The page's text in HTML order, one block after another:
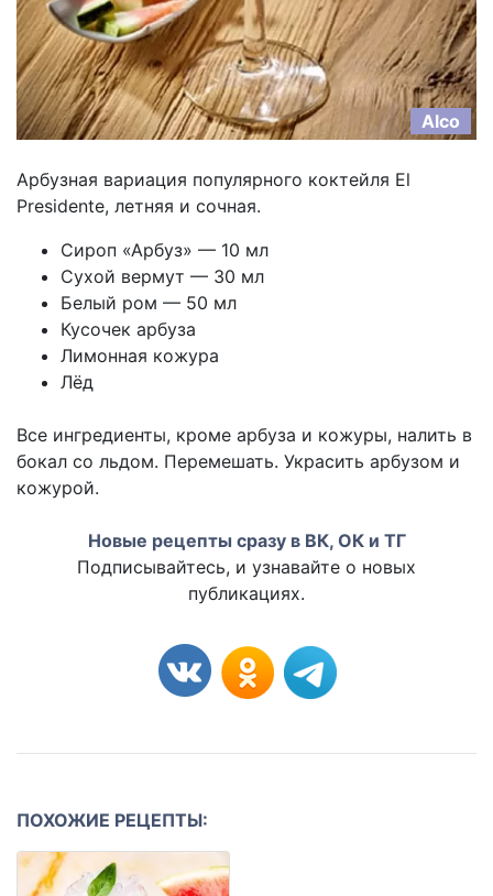
Alco
Арбузная вариация популярного коктейля El
Presidente, летняя и сочная.
Сироп «Арбуз» — 10 мл
Сухой вермут — 30 мл
Белый ром — 50 мл
Кусочек арбуза
Лимонная кожура
Лёд
Все ингредиенты, кроме арбуза и кожуры, налить в
бокал со льдом. Перемешать. Украсить арбузом и
кожурой.
Новые рецепты сразу в ВК, ОК и ТГ
Подписывайтесь, и узнавайте о новых
публикациях.
ПОХОЖИЕ РЕЦЕПТЫ: